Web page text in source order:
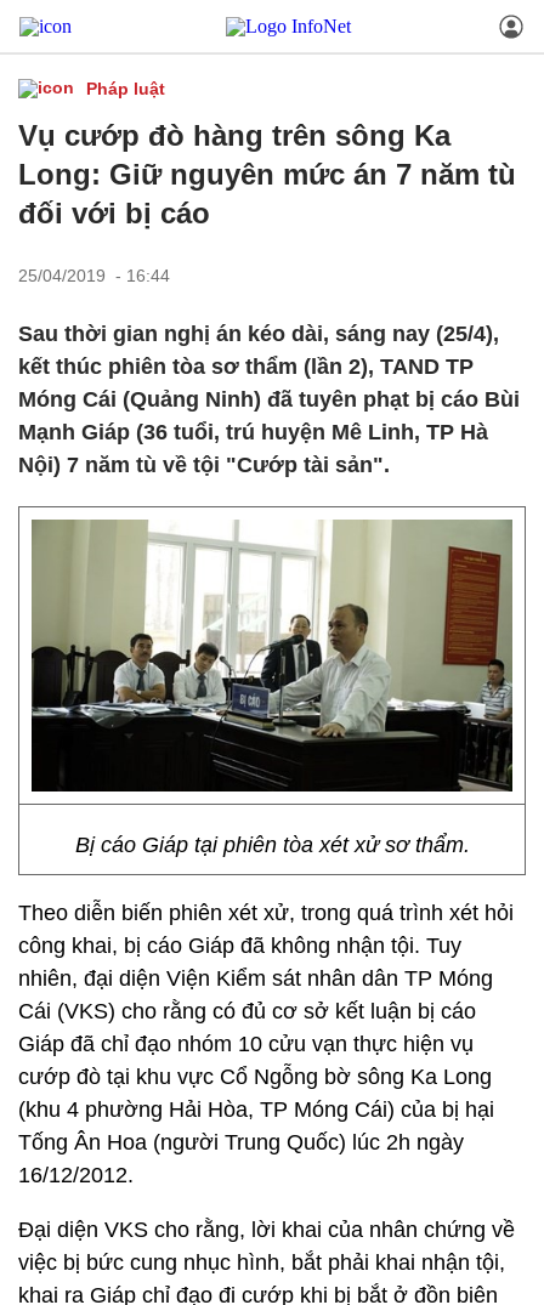
Pháp luật
Vụ cướp đò hàng trên sông Ka
Long: Giữ nguyên mức án 7 năm tù
đối với bị cáo
25/04/2019 - 16:44
Sau thời gian nghị án kéo dài, sáng nay (25/4),
kết thúc phiên tòa sơ thẩm (lần 2), TAND TP
Móng Cái (Quảng Ninh) đã tuyên phạt bị cáo Bùi
Mạnh Giáp (36 tuổi, trú huyện Mê Linh, TP Hà
Nội) 7 năm tù về tội "Cướp tài sản".
Bị cáo Giáp tại phiên tòa xét xử sơ thẩm.
Theo diễn biến phiên xét xử, trong quá trình xét hỏi
công khai, bị cáo Giáp đã không nhận tội. Tuy
nhiên, đại diện Viện Kiểm sát nhân dân TP Móng
Cái (VKS) cho rằng có đủ cơ sở kết luận bị cáo
Giáp đã chỉ đạo nhóm 10 cửu vạn thực hiện vụ
cướp đò tại khu vực Cổ Ngỗng bờ sông Ka Long
(khu 4 phường Hải Hòa, TP Móng Cái) của bị hại
Tống Ân Hoa (người Trung Quốc) lúc 2h ngày
16/12/2012.
Đại diện VKS cho rằng, lời khai của nhân chứng về
việc bị bức cung nhục hình, bắt phải khai nhận tội,
khai ra Giáp chỉ đạo đi cướp khi bị bắt ở đồn biên